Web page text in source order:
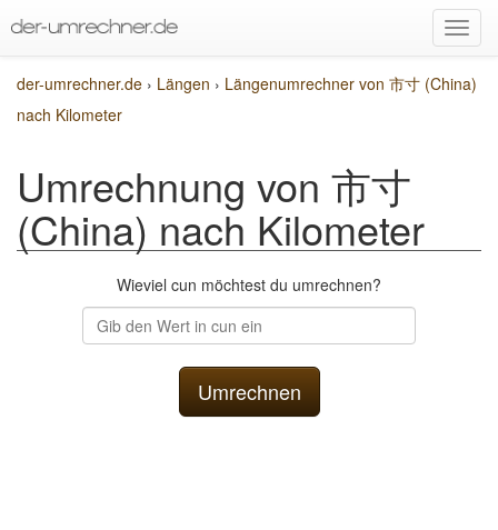
der-umrechner.de › Längen › Längenumrechner von 市寸 (China)
nach Kilometer
Umrechnung von 市寸
(China) nach Kilometer
Wieviel cun möchtest du umrechnen?